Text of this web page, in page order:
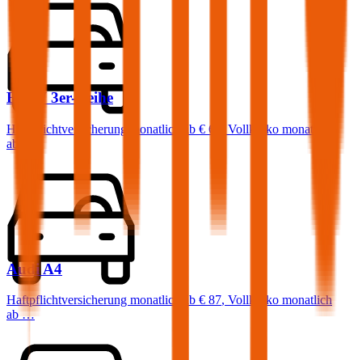
BMW 3er-Reihe
Haftpflichtversicherung monatlich ab € 68
Vollkasko monatlich
ab …
Audi A4
Haftpflichtversicherung monatlich ab € 87, Vollkasko monatlich
ab …